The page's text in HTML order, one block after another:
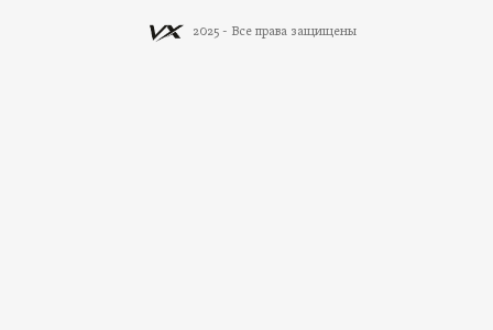
2025 - Все права защищены